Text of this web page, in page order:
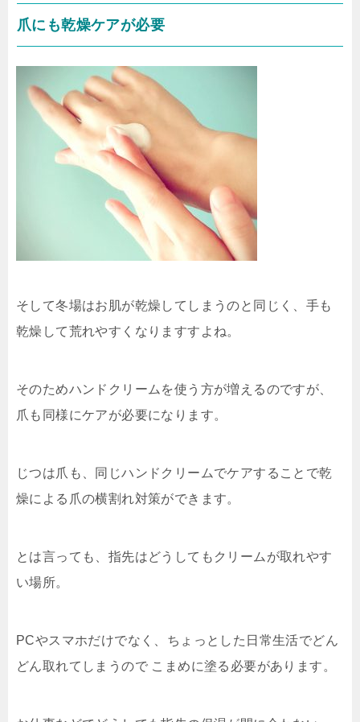
爪にも乾燥ケアが必要
そして冬場はお肌が乾燥してしまうのと同じく、手も
乾燥して荒れやすくなりますすよね。
そのためハンドクリームを使う方が増えるのですが、
爪も同様にケアが必要になります。
じつは爪も、同じハンドクリームでケアすることで乾
燥による爪の横割れ対策ができます。
とは言っても、指先はどうしてもクリームが取れやす
い場所。
PCやスマホだけでなく、ちょっとした日常生活でどん
どん取れてしまうので こまめに塗る必要があります。